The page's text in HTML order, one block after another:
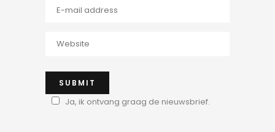
Ja, ik ontvang graag de nieuwsbrief.